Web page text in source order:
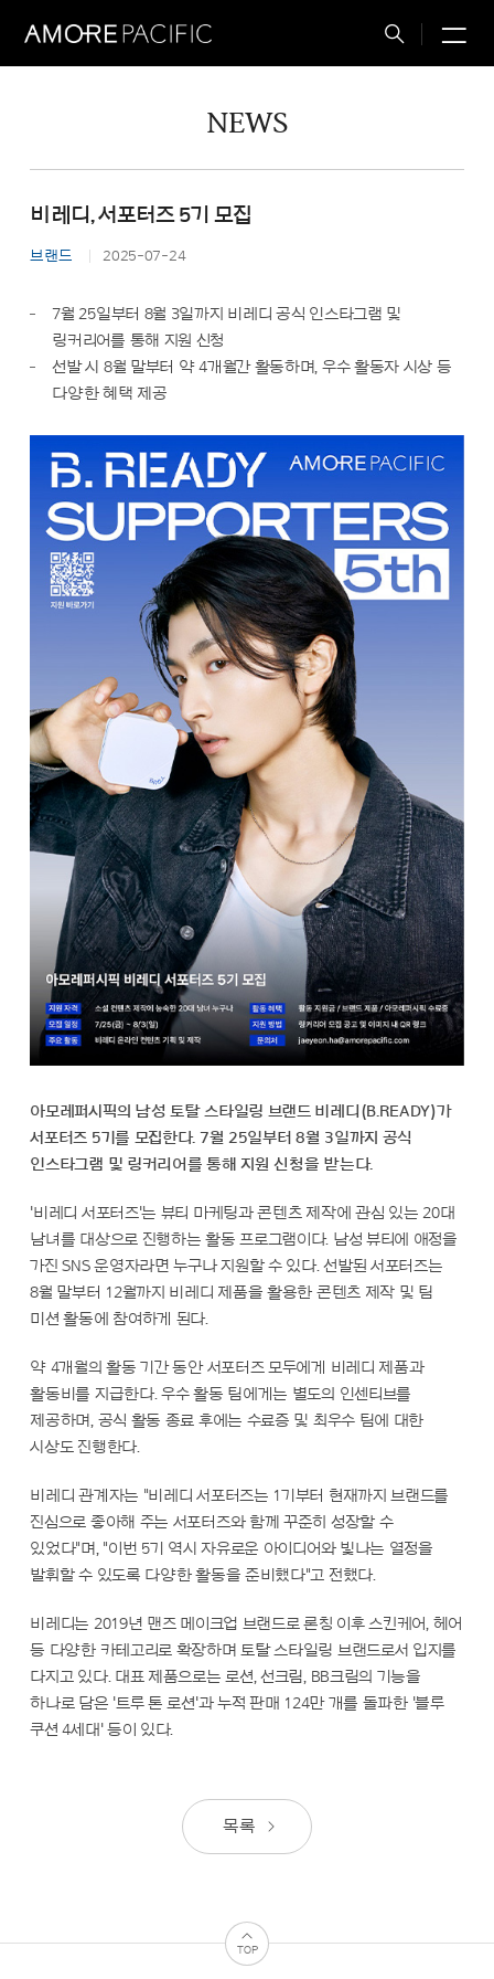
Total
NEWS
비레디, 서포터즈 5기 모집
브랜드 2025-07-24
7월 25일부터 8월 3일까지 비레디 공식 인스타그램 및
링커리어를 통해 지원 신청
선발 시 8월 말부터 약 4개월간 활동하며, 우수 활동자 시상 등
다양한 혜택 제공
아모레퍼시픽의 남성 토탈 스타일링 브랜드 비레디(B.READY)가
서포터즈 5기를 모집한다. 7월 25일부터 8월 3일까지 공식
인스타그램 및 링커리어를 통해 지원 신청을 받는다.
'비레디 서포터즈'는 뷰티 마케팅과 콘텐츠 제작에 관심 있는 20대
남녀를 대상으로 진행하는 활동 프로그램이다. 남성 뷰티에 애정을
가진 SNS 운영자라면 누구나 지원할 수 있다. 선발된 서포터즈는
8월 말부터 12월까지 비레디 제품을 활용한 콘텐츠 제작 및 팀
미션 활동에 참여하게 된다.
약 4개월의 활동 기간 동안 서포터즈 모두에게 비레디 제품과
활동비를 지급한다. 우수 활동 팀에게는 별도의 인센티브를
제공하며, 공식 활동 종료 후에는 수료증 및 최우수 팀에 대한
시상도 진행한다.
비레디 관계자는 "비레디 서포터즈는 1기부터 현재까지 브랜드를
진심으로 좋아해 주는 서포터즈와 함께 꾸준히 성장할 수
있었다"며, "이번 5기 역시 자유로운 아이디어와 빛나는 열정을
발휘할 수 있도록 다양한 활동을 준비했다"고 전했다.
비레디는 2019년 맨즈 메이크업 브랜드로 론칭 이후 스킨케어, 헤어
등 다양한 카테고리로 확장하며 토탈 스타일링 브랜드로서 입지를
다지고 있다. 대표 제품으로는 로션, 선크림, BB크림의 기능을
하나로 담은 '트루 톤 로션'과 누적 판매 124만 개를 돌파한 '블루
쿠션 4세대' 등이 있다.
목록
TOP